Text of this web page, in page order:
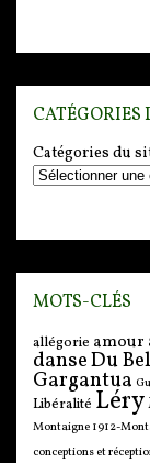
CATÉGORIES
Catégories du
MOTS-CLÉS
allégorie amour
danseDu
Gargantua
Libéralité Léry
Montaigne 1912-
conceptions et